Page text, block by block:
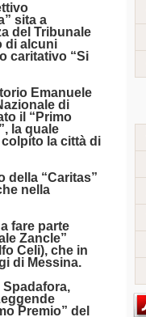
sita a
del Tribunale
di alcuni
caritativo “Si
Emanuele
di
il “Primo
la quale
la città di
della “Caritas”
nella
fare parte
Zancle”
Celi), che in
di Messina.
Spadafora,
Premio” del